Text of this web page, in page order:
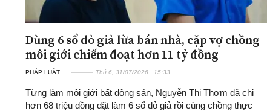
Dùng 6 sổ đỏ giả lừa bán nhà, cặp vợ chồng
môi giới chiếm đoạt hơn 11 tỷ đồng
PHÁP LUẬT Thứ 6, 31/07/2026 | 15:33
Từng làm môi giới bất động sản, Nguyễn Thị Thơm đã chi
hơn 68 triệu đồng đặt làm 6 sổ đỏ giả rồi cùng chồng thực